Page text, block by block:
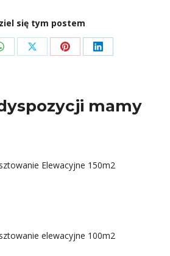
się tym postem
Share Share Share
mamy
Elewacyjne 150m2
elewacyjne 100m2